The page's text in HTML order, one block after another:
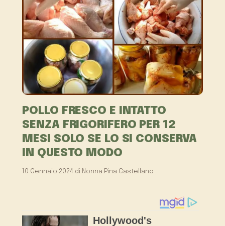
POLLO FRESCO E INTATTO
SENZA FRIGORIFERO PER 12
MESI SOLO SE LO SI CONSERVA
IN QUESTO MODO
10 Gennaio 2024 di Nonna Pina Castellano